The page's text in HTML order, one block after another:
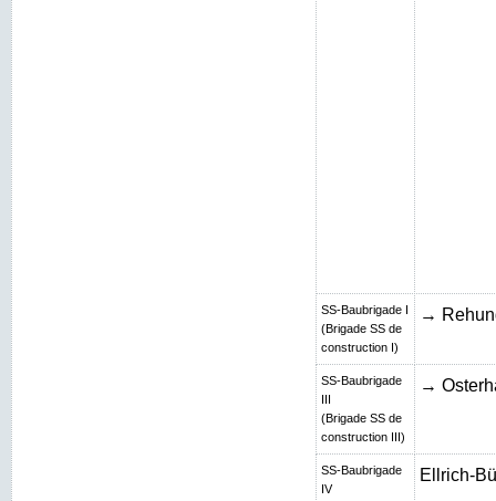
SS-Baubrigade I
(Brigade SS de
construction I)
→
SS-Baubrigade
III
(Brigade SS de
construction III)
→
SS-Baubrigade
IV
Ellrich-